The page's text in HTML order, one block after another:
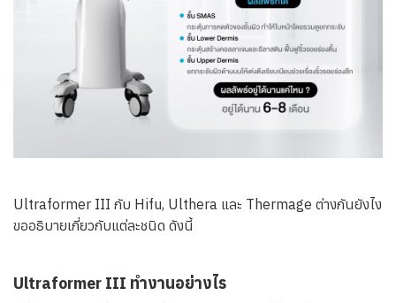
Ultraformer III กับ Hifu, Ulthera และ Thermage ต่างกันยังไง
ขออธิบายเกี่ยวกับแต่ละชนิด ดังนี้
Ultraformer III ทำงานอย่างไร